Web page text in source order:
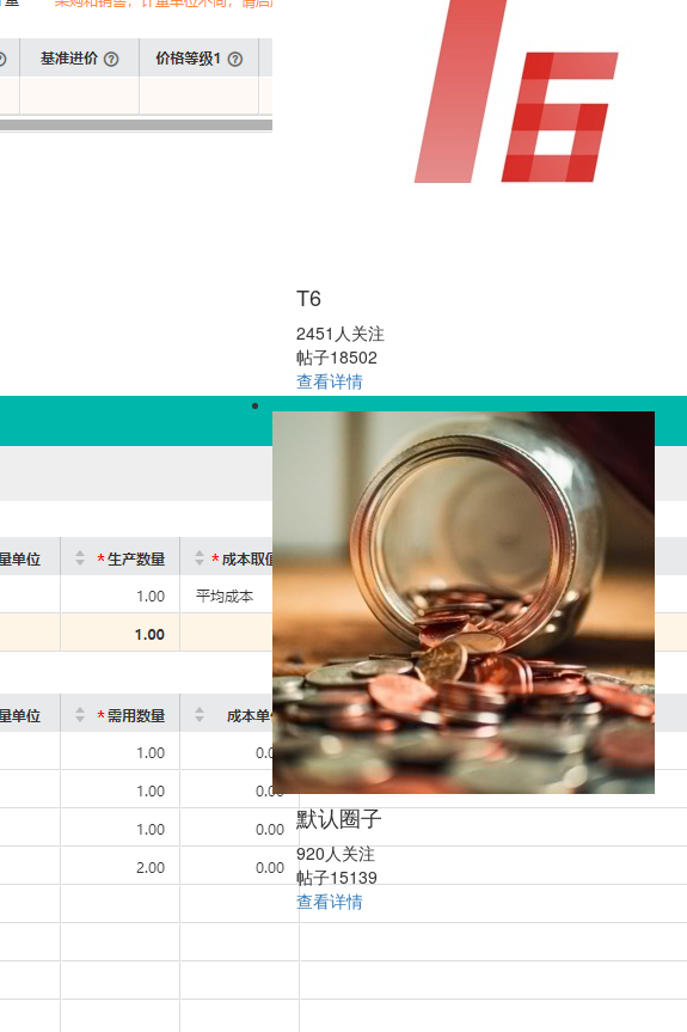
T6
2451人关注
帖子18502
查看详情
默认圈子
920人关注
帖子15139
查看详情